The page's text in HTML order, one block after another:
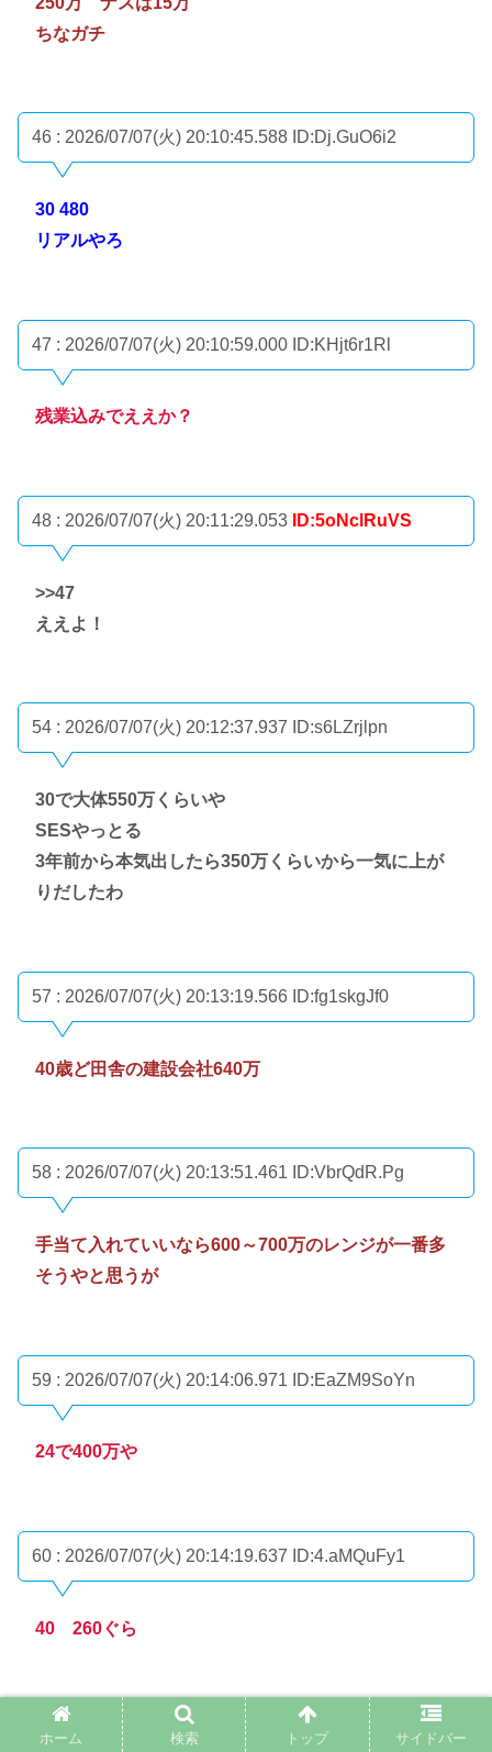
ちなガチ
46 : 2026/07/07(火) 20:10:45.588 ID:Dj.GuO6i2
30 480
リアルやろ
47 : 2026/07/07(火) 20:10:59.000 ID:KHjt6r1Rl
残業込みでええか？
48 : 2026/07/07(火) 20:11:29.053 ID:5oNclRuVS
>>47
ええよ！
54 : 2026/07/07(火) 20:12:37.937 ID:s6LZrjlpn
30で大体550万くらいや
SESやっとる
3年前から本気出したら350万くらいから一気に上が
りだしたわ
57 : 2026/07/07(火) 20:13:19.566 ID:fg1skgJf0
40歳ど田舎の建設会社640万
58 : 2026/07/07(火) 20:13:51.461 ID:VbrQdR.Pg
手当て入れていいなら600～700万のレンジが一番多
そうやと思うが
59 : 2026/07/07(火) 20:14:06.971 ID:EaZM9SoYn
24で400万や
60 : 2026/07/07(火) 20:14:19.637 ID:4.aMQuFy1
40 260ぐら
61 : 2026/07/07(火) 20:14:27.047 ID:eReZiKSUa
ホーム 検索 トップ サイドバー